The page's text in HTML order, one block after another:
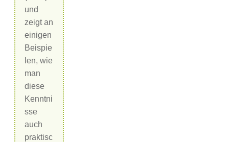
und
zeigt an
einigen
Beispie
len, wie
man
diese
Kenntni
sse
auch
praktisc